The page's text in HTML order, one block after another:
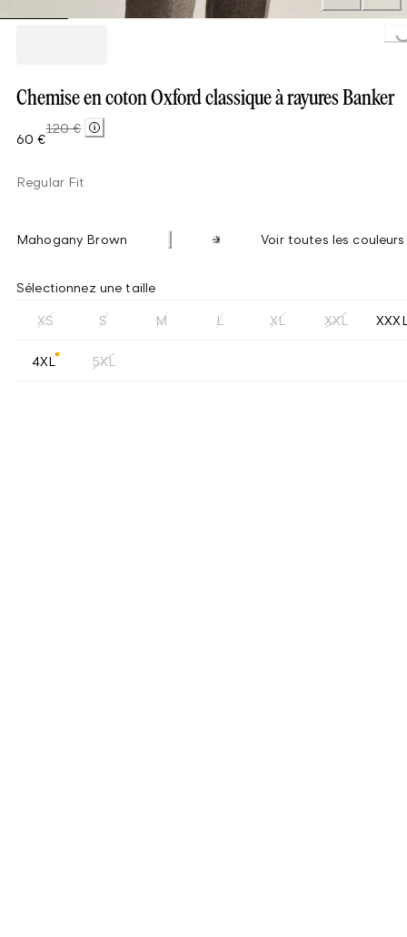
Chemise en coton Oxford classique à rayures Banker
60 €
120 €
Regular Fit
Mahogany Brown Voir toutes les couleurs
Sélectionnez une taille
XS S M L XL XXL
4XL 5XL